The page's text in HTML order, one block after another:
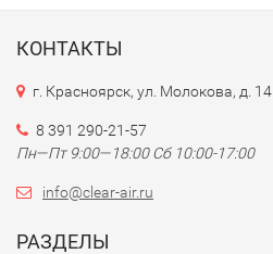
КОНТАКТЫ
г. Красноярск, ул. Молокова, д. 14
8 391 290-21-57
Пн—Пт 9:00—18:00 Сб 10:00-17:00
info@clear-air.ru
РАЗДЕЛЫ